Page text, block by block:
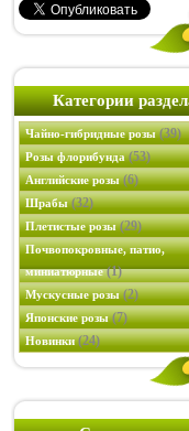
Категории
Чайно-гибридные розы(39)
Розы флорибунда(53)
Английские розы(6)
Шрабы(32)
Плетистые розы(29)
Почвопокровные, патио,
миниатюрные(1)
Мускусные розы(2)
Японские розы(7)
Новинки(24)